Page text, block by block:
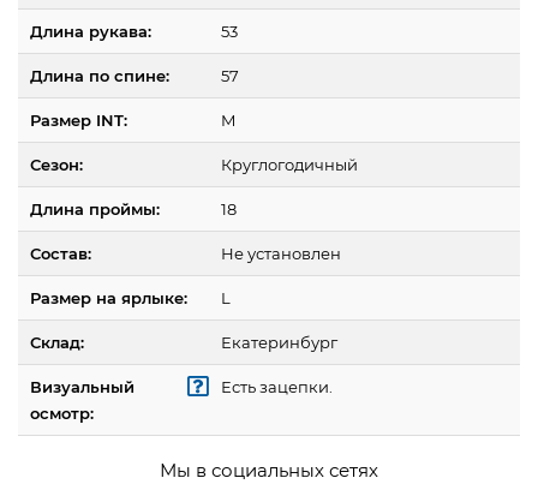
Длина рукава: 53
Длина по спине: 57
Размер INT: M
Сезон: Круглогодичный
Длина проймы: 18
Состав: Не установлен
Размер на ярлыке: L
Склад: Екатеринбург
Визуальный
осмотр:
Есть зацепки.
Мы в социальных сетях